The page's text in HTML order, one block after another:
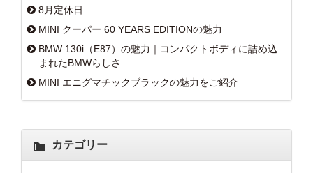
8月定休日
MINI クーパー 60 YEARS EDITIONの魅力
BMW 130i（E87）の魅力｜コンパクトボディに詰め込
まれたBMWらしさ
MINI エニグマチックブラックの魅力をご紹介
カテゴリー